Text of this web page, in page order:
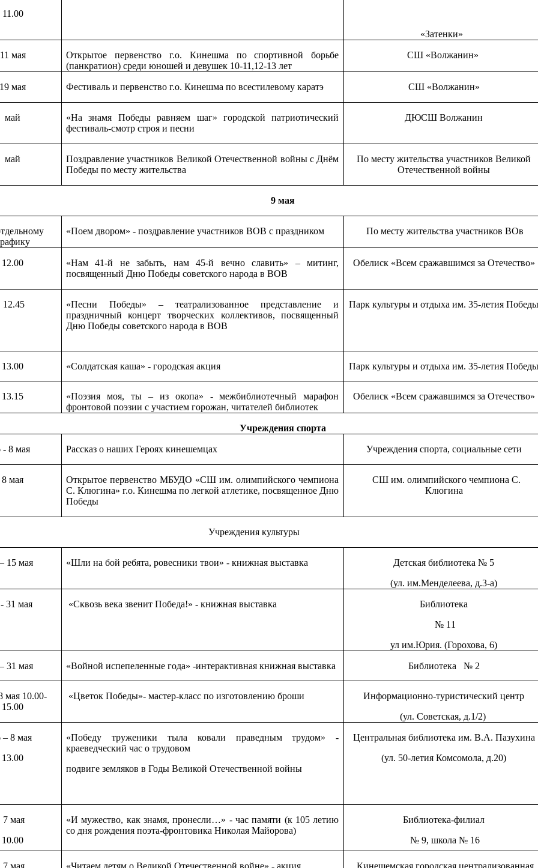
11.00
«Затенки»
11 мая
Открытое первенство г.о. Кинешма по спортивной борьбе
(панкратион) среди юношей и девушек 10-11,12-13 лет
СШ «Волжанин»
19 мая Фестиваль и первенство г.о. Кинешма по всестилевому каратэ СШ «Волжанин»
май «На знамя Победы равняем шаг»
городской патриотический
фестиваль-смотр строя и песни
ДЮСШ Волжанин
май
Поздравление участников Великой Отечественной войны с Днём
Победы по месту жительства
По месту жительства участников Великой
Отечественной войны
9 мая
«Поем двором» - поздравление участников ВОВ с праздником По месту жительства участников ВОв
12.00
«Нам 41-й не забыть, нам 45-й вечно славить» – митинг,
посвященный Дню Победы советского народа в ВОВ
Обелиск «Всем сражавшимся за Отечество»
12.45
«Песни Победы» – театрализованное представление и
праздничный концерт творческих коллективов, посвященный
Дню Победы советского народа в ВОВ
Парк культуры и отдыха им. 35-летия
13.00 «Солдатская каша» - городская акция Парк культуры и отдыха им. 35-летия
13.15
«Поэзия моя, ты – из окопа» - межбиблиотечный марафон
фронтовой поэзии с участием горожан, читателей библиотек
Обелиск «Всем сражавшимся за Отечество»
Учреждения спорта
- 8 мая Рассказ о наших Героях кинешемцах Учреждения спорта, социальные сети
8 мая
Открытое первенство МБУДО «СШ им. олимпийского чемпиона
С. Клюгина» г.о. Кинешма по легкой атлетике, посвященное Дню
Победы
СШ им. олимпийского чемпиона С.
Клюгина
Учреждения культуры
15 мая «Шли на бой ребята, ровесники твои» - книжная выставка
Детская библиотека № 5
(ул. им.Менделеева, д.3-а)
31 мая «Сквозь века звенит Победа!» - книжная выставка
Библиотека
№ 11
ул им.Юрия. (Горохова, 6)
31 мая «Войной испепеленные года» -интерактивная книжная выставка Библиотека № 2
мая 10.00-
15.00
«Цветок Победы»- мастер-класс по изготовлению броши
Информационно-туристический центр
(ул. Советская, д.1/2)
8 мая
13.00
«Победу труженики тыла ковали праведным трудом»-
краеведческий час о трудовом
подвиге земляков в Годы Великой Отечественной войны
Центральная библиотека им. В.А. Пазухина
(ул. 50-летия Комсомола, д.20)
7 мая
10.00
«И мужество, как знамя, пронесли…» - час памяти (к 105 летию
со дня рождения поэта-фронтовика Николая Майорова)
Библиотека-филиал
№ 9, школа № 16
7 мая «Читаем детям о Великой Отечественной войне» - акция Кинешемская городская централизованная